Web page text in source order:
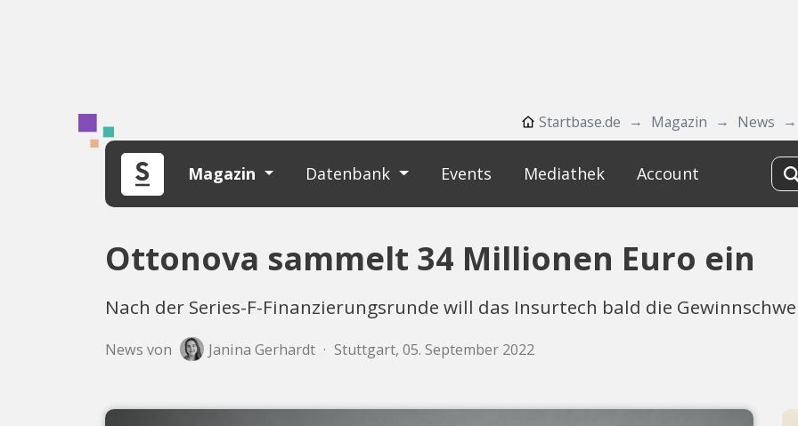
Startbase.de Magazin News
Magazin Datenbank Events Mediathek Account
Ottonova sammelt 34 Millionen Euro ein
Nach der Series-F-Finanzierungsrunde will das Insurtech bald die
News von Janina Gerhardt · Stuttgart, 05. September 2022